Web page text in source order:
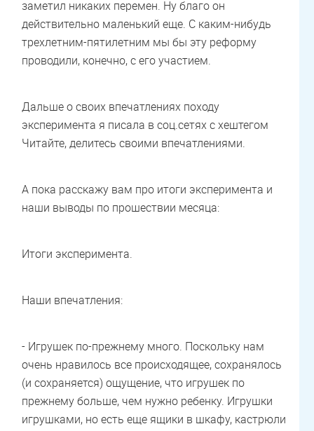
заметил никаких перемен. Ну благо он
действительно маленький еще. С каким-нибудь
трехлетним-пятилетним мы бы эту реформу
проводили, конечно, с его участием.
Дальше о своих впечатлениях походу
эксперимента я писала в соц.сетях с хештегом
Читайте, делитесь своими впечатлениями.
А пока расскажу вам про итоги эксперимента и
наши выводы по прошествии месяца:
Итоги эксперимента.
Наши впечатления:
- Игрушек по-прежнему много. Поскольку нам
очень нравилось все происходящее, сохранялось
(и сохраняется) ощущение, что игрушек по
прежнему больше, чем нужно ребенку. Игрушки
игрушками, но есть еще ящики в шкафу, кастрюли